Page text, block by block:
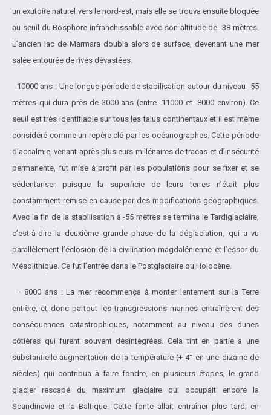
un exutoire naturel vers le nord-est, mais elle se trouva ensuite bloquée
au seuil du Bosphore infranchissable avec son altitude de -38 mètres.
L’ancien lac de Marmara doubla alors de surface, devenant une mer
salée entourée de rives dévastées.
-10000 ans : Une longue période de stabilisation autour du niveau -55
mètres qui dura près de 3000 ans (entre -11000 et -8000 environ). Ce
seuil est très identifiable sur tous les talus continentaux et il est même
considéré comme un repère clé par les océanographes. Cette période
d’accalmie, venant après plusieurs millénaires de tracas et d’insécurité
permanente, fut mise à profit par les populations pour se fixer et se
sédentariser puisque la superficie de leurs terres n’était plus
constamment remise en cause par des modifications géographiques.
Avec la fin de la stabilisation à -55 mètres se termina le Tardiglaciaire,
c’est-à-dire la deuxième grande phase de la déglaciation, qui a vu
parallèlement l’éclosion de la civilisation magdalénienne et l’essor du
Mésolithique. Ce fut l’entrée dans le Postglaciaire ou Holocène.
– 8000 ans : La mer recommença à monter lentement sur la Terre
entière, et donc partout les transgressions marines entraînèrent des
conséquences catastrophiques, notamment au niveau des dunes
côtières qui furent souvent désintégrées. Cela tint en partie à une
substantielle augmentation de la température (+ 4° en une dizaine de
siècles) qui contribua à faire fondre, en plusieurs étapes, le grand
glacier rescapé du maximum glaciaire qui occupait encore la
Scandinavie et la Baltique. Cette fonte allait entraîner plus tard, en